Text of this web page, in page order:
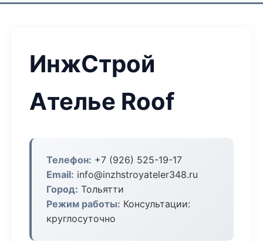
ИнжСтрой
Ателье Roof
Телефон: +7 (926) 525-19-17
Email: info@inzhstroyateler348.ru
Город: Тольятти
Режим работы: Консультации:
круглосуточно